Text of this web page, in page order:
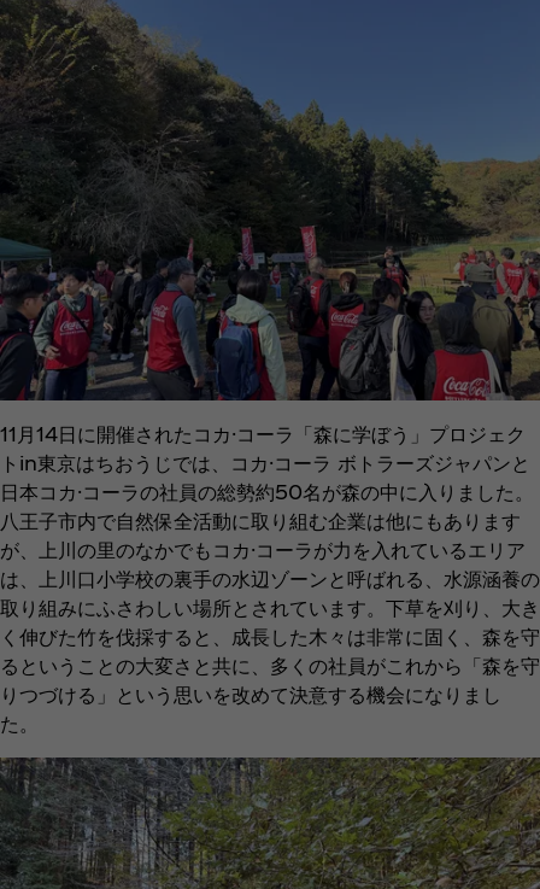
11月14日に開催されたコカ·コーラ「森に学ぼう」プロジェク
トin東京はちおうじでは、コカ·コーラ ボトラーズジャパンと
日本コカ·コーラの社員の総勢約50名が森の中に入りました。
八王子市内で自然保全活動に取り組む企業は他にもあります
が、上川の里のなかでもコカ·コーラが力を入れているエリア
は、上川口小学校の裏手の水辺ゾーンと呼ばれる、水源涵養の
取り組みにふさわしい場所とされています。下草を刈り、大き
く伸びた竹を伐採すると、成長した木々は非常に固く、森を守
るということの大変さと共に、多くの社員がこれから「森を守
りつづける」という思いを改めて決意する機会になりまし
た。